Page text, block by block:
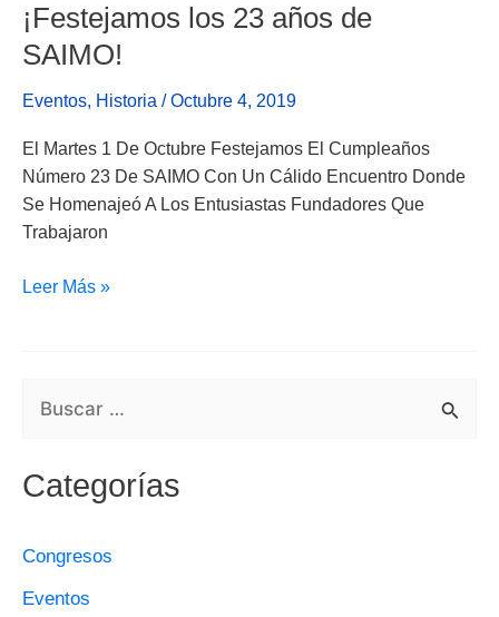
¡Festejamos los 23 años de
SAIMO!
Eventos, Historia /Octubre 4, 2019
El Martes 1 De Octubre Festejamos El Cumpleaños
Número 23 De SAIMO Con Un Cálido Encuentro Donde
Se Homenajeó A Los Entusiastas Fundadores Que
Trabajaron
¡Festejamos
Los
23
Años
SAIMO!
Leer Más »
S
A
R
Categorías
Congresos
Eventos